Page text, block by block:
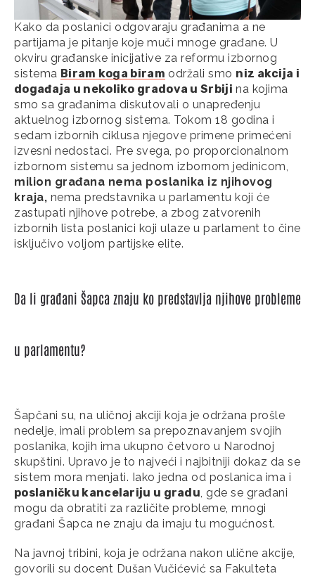
Kako da poslanici odgovaraju građanima a ne
partijama je pitanje koje muči mnoge građane. U
okviru građanske inicijative za reformu izbornog
sistema Biram koga biram održali smo niz akcija i
događaja u nekoliko gradova u Srbiji na kojima
smo sa građanima diskutovali o unapređenju
aktuelnog izbornog sistema. Tokom 18 godina i
sedam izbornih ciklusa njegove primene primećeni
izvesni nedostaci. Pre svega, po proporcionalnom
izbornom sistemu sa jednom izbornom jedinicom,
milion građana nema poslanika iz njihovog
kraja, nema predstavnika u parlamentu koji će
zastupati njihove potrebe, a zbog zatvorenih
izbornih lista poslanici koji ulaze u parlament to čine
isključivo voljom partijske elite.
Da li građani Šapca znaju ko predstavlja njihove probleme
u parlamentu?
Šapčani su, na uličnoj akciji koja je održana prošle
nedelje, imali problem sa prepoznavanjem svojih
poslanika, kojih ima ukupno četvoro u Narodnoj
skupštini. Upravo je to najveći i najbitniji dokaz da se
sistem mora menjati. Iako jedna od poslanica ima i
poslaničku kancelariju u gradu, gde se građani
mogu da obratiti za različite probleme, mnogi
građani Šapca ne znaju da imaju tu mogućnost.
Na javnoj tribini, koja je održana nakon ulične akcije,
govorili su docent Dušan Vučićević sa Fakulteta